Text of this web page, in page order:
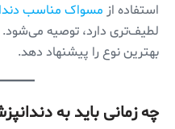
استفاده از مسواک مناسب
لطیف‌تری دارد، توصیه می‌شود.
بهترین نوع را پیشنهاد دهد.
چه زمانی باید به